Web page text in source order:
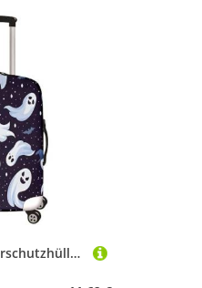
Surwin Reise Kofferschutzhülle Reisetasche Kofferbezug Elastisch Kofferhülle Gepäck Cover Halloween-Muster Waschbare Reisekoffer Hülle Schutz Bezug Schutzhülle (Muster 9,XL (30-32 Zoll))